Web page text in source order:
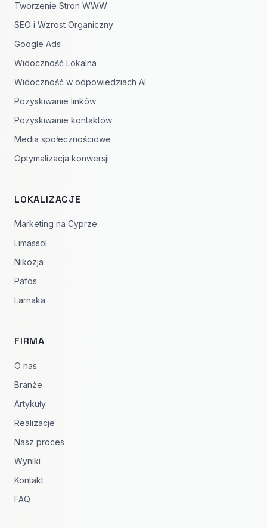
Tworzenie Stron WWW
SEO i Wzrost Organiczny
Google Ads
Widoczność Lokalna
Widoczność w odpowiedziach AI
Pozyskiwanie linków
Pozyskiwanie kontaktów
Media społecznościowe
Optymalizacja konwersji
LOKALIZACJE
Marketing na Cyprze
Limassol
Nikozja
Pafos
Larnaka
FIRMA
O nas
Branże
Artykuły
Realizacje
Nasz proces
Wyniki
Kontakt
FAQ